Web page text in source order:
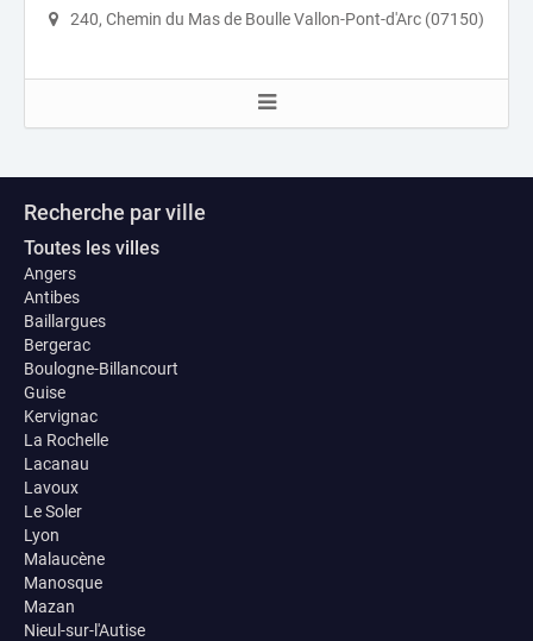
240, Chemin du Mas de Boulle Vallon-Pont-d'Arc (07150)
Recherche par ville
Toutes les villes
Angers
Antibes
Baillargues
Bergerac
Boulogne-Billancourt
Guise
Kervignac
La Rochelle
Lacanau
Lavoux
Le Soler
Lyon
Malaucène
Manosque
Mazan
Nieul-sur-l'Autise